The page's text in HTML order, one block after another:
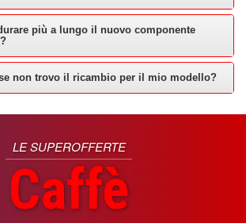
più a lungo il nuovo componente
non trovo il ricambio per il mio modello?
LE SUPEROFFERTE
Caffè